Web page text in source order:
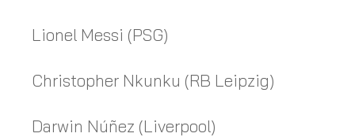
Lionel Messi (PSG)
Christopher Nkunku (RB Leipzig)
Darwin Núñez (Liverpool)